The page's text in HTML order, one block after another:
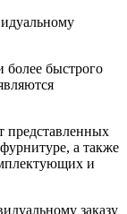
более быстрого
представленных
а также
и
заказу